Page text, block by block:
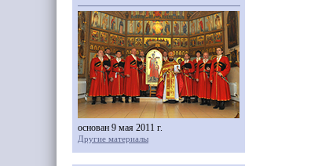
основан 9 мая 2011 г.
Другие материалы